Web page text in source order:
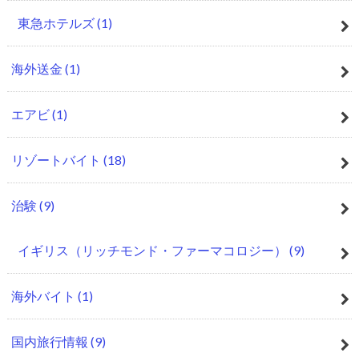
東急ホテルズ(1)
海外送金 (1)
エアビ(1)
リゾートバイト (18)
治験 (9)
イギリス（リッチモンド・ファーマコロジー） (9)
海外バイト (1)
国内旅行情報 (9)